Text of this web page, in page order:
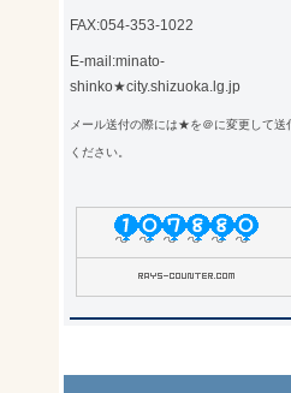
FAX:054-353-1022
E-mail:minato-
shinko★city.shizuoka.lg.jp
メール送付の際には★を＠に変更して送
ください。